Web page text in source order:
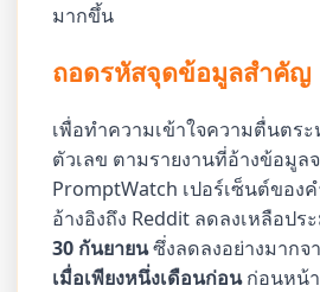
มากขึ้น
ถอดรหัสจุดข้อมูลสำคัญ
เพื่อทำความเข้าใจความตื่นตร
ตัวเลข ตามรายงานที่อ้างข้อมูล
PromptWatch เปอร์เซ็นต์ของ
อ้างอิงถึง Reddit ลดลงเหลือป
30 กันยายนซึ่งลดลงอย่างมาก
เมื่อเพียงหนึ่งเดือนก่อนก่อนหน้